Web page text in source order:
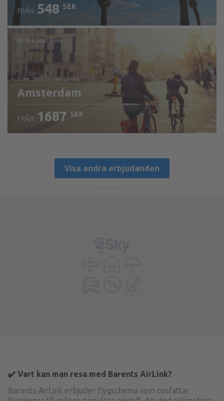
FRÅN 548 SEK
NEDERLÄNDERNA
från: Stockholm (ARN)
Amsterdam
FRÅN 1687 SEK
Visa andra erbjudanden
✔️ Vart kan man resa med Barents AirLink?
Barents AirLink erbjuder flygschema som omfattar